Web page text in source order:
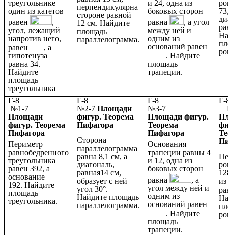
треугольнике
один из катетов
равен
,
угол, лежащий
напротив него,
равен
, а
гипотенуза
равна 34.
Найдите
площадь
треугольника
перпендикулярна
стороне равной
12 см. Найдите
площадь
параллелограмма.
и 24, одна из
боковых сторон
равна
, а угол
между ней и
одним из
оснований равен
. Найдите
площадь
трапеции.
Г-8
№1-7
Площади
фигур. Теорема
Пифагора
Периметр
равнобедренного
треугольника
равен 392, а
основание —
192. Найдите
площадь
треугольника.
Г-8
№2-7Площади
фигур. Теорема
Пифагора
Сторона
параллелограмма
равна 8,1 см, а
диагональ,
равная14 см,
образует с ней
угол 30°.
Найдите площадь
параллелограмма.
Г-8
№3-7
Площади фигур.
Теорема
Пифагора
Основания
трапеции равны 4
и 12, одна из
боковых сторон
равна
, а
угол между ней и
одним из
оснований равен
. Найдите
площадь
трапеции.